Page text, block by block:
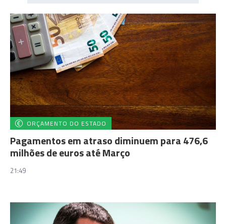
ORÇAMENTO DO ESTADO
Pagamentos em atraso diminuem para 476,6
milhões de euros até Março
21:49